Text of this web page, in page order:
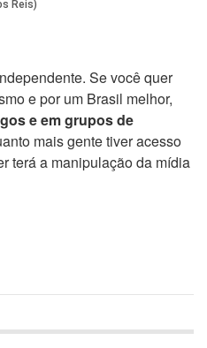
Se você quer
e por um Brasil melhor,
e em grupos de
mais gente tiver acesso
terá a manipulação da mídia